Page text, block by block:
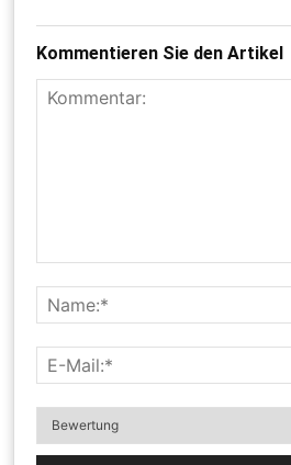
Kommentieren Sie den Artikel